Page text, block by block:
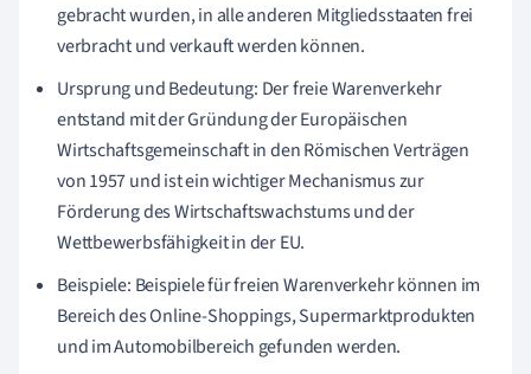
gebracht wurden, in alle anderen Mitgliedsstaaten frei
verbracht und verkauft werden können.
Ursprung und Bedeutung: Der freie Warenverkehr
entstand mit der Gründung der Europäischen
Wirtschaftsgemeinschaft in den Römischen Verträgen
von 1957 und ist ein wichtiger Mechanismus zur
Förderung des Wirtschaftswachstums und der
Wettbewerbsfähigkeit in der EU.
Beispiele: Beispiele für freien Warenverkehr können im
Bereich des Online-Shoppings, Supermarktprodukten
und im Automobilbereich gefunden werden.